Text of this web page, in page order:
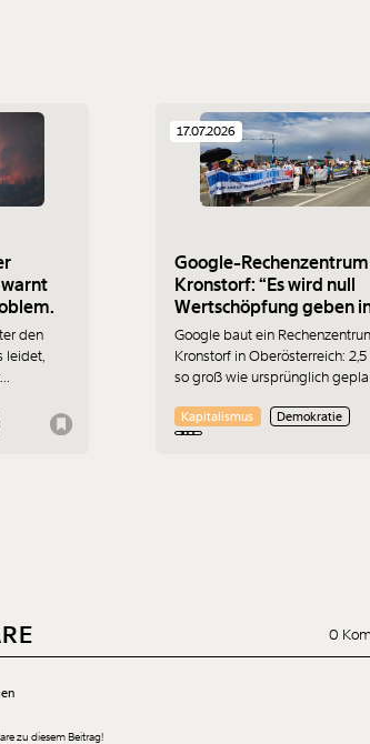
Problem.
den
leidet,
sondern
17.07.2026
Google-
Kronstorf: “Es wird null
Wertschöpfung geben
Österreich”
Google baut ein
Kronstorf in Oberösterreich:
so groß wie ursprünglich
gibt immer mehr Widerstand.
Kapitalismus Demokratie
0
zu diesem Beitrag!